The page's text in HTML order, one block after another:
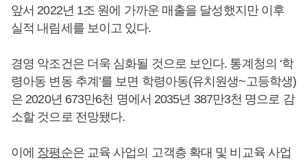
앞서 2022년 1조 원에 가까운 매출을 달성했지만 이후
실적 내림세를 보이고 있다.
경영 악조건은 더욱 심화될 것으로 보인다. 통계청의 ‘학
령아동 변동 추계’를 보면 학령아동(유치원생~고등학생)
은 2020년 673만6천 명에서 2035년 387만3천 명으로 감
소할 것으로 전망됐다.
이에 장평순은 교육 사업의 고객층 확대 및 비교육 사업